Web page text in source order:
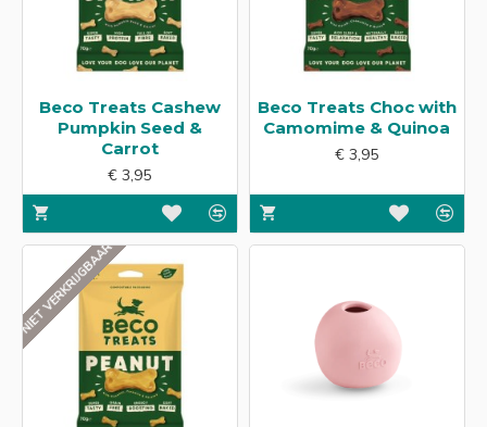
Beco Treats Cashew
Pumpkin Seed &
Carrot
€ 3,95
Beco Treats Choc with
Camomime & Quinoa
€ 3,95
NIET VERKRIJGBAAR